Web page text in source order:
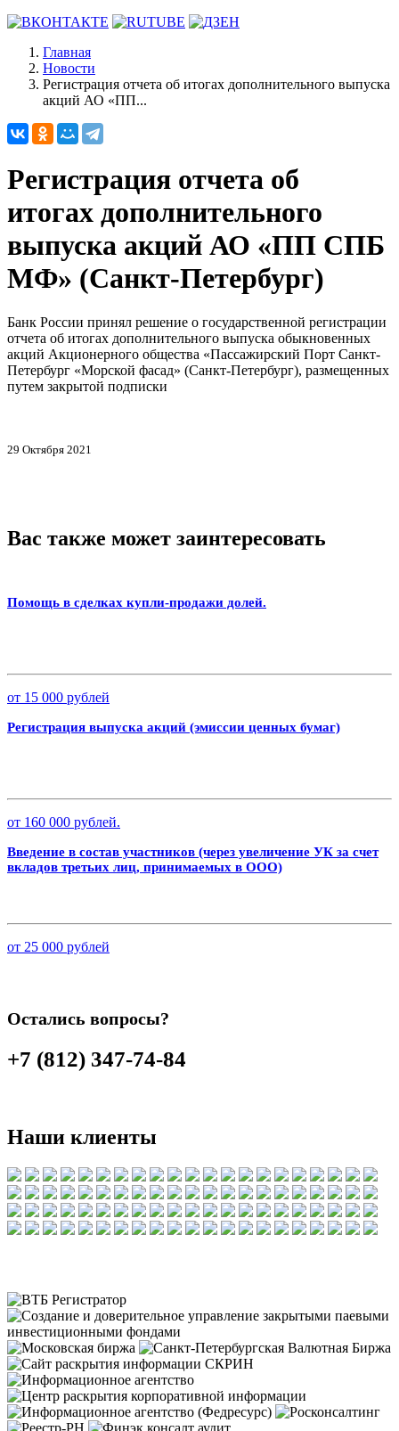
Главная
Новости
Регистрация отчета об итогах дополнительного выпуска
акций АО «ПП...
Регистрация отчета об
итогах дополнительного
выпуска акций АО «ПП СПБ
МФ» (Санкт-Петербург)
Банк России принял решение о государственной регистрации
отчета об итогах дополнительного выпуска обыкновенных
акций Акционерного общества «Пассажирский Порт Санкт-
Петербург «Морской фасад» (Санкт-Петербург), размещенных
путем закрытой подписки
29 Октября 2021
Вас также может заинтересовать
Помощь в сделках купли-продажи долей.
от 15 000 рублей
Регистрация выпуска акций (эмиссии ценных бумаг)
от 160 000 рублей.
Введение в состав участников (через увеличение УК за счет
вкладов третьих лиц, принимаемых в ООО)
от 25 000 рублей
Остались вопросы?
+7 (812) 347-74-84
Наши клиенты